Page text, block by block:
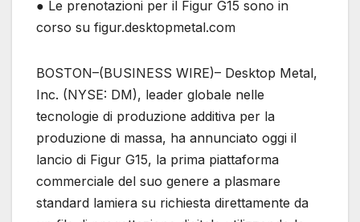
● Le prenotazioni per il Figur G15 sono in
corso su figur.desktopmetal.com
BOSTON–(BUSINESS WIRE)– Desktop Metal,
Inc. (NYSE: DM), leader globale nelle
tecnologie di produzione additiva per la
produzione di massa, ha annunciato oggi il
lancio di Figur G15, la prima piattaforma
commerciale del suo genere a plasmare
standard lamiera su richiesta direttamente da